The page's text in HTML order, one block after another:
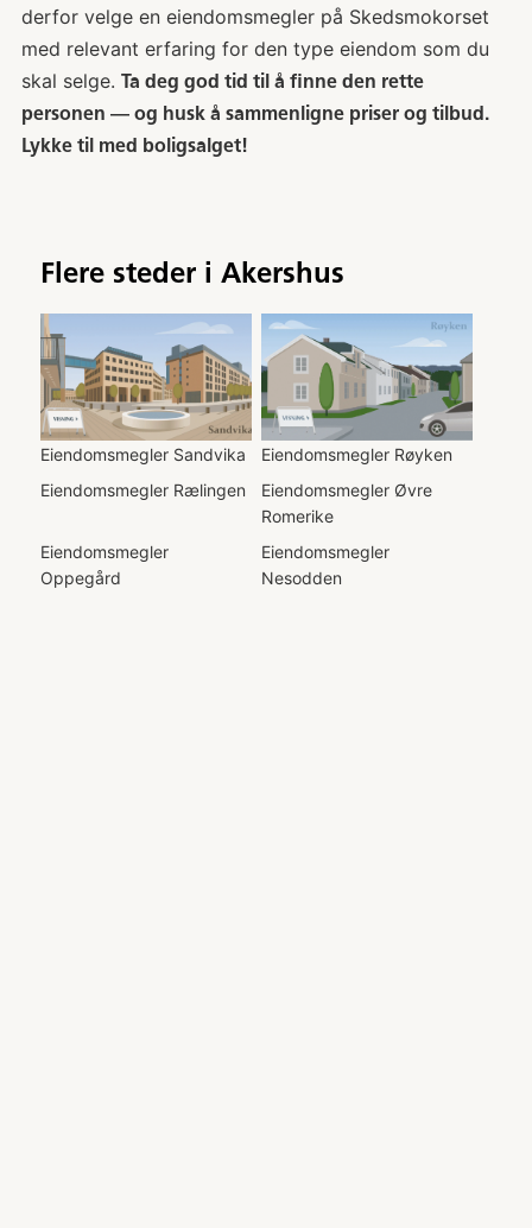
derfor velge en eiendomsmegler på Skedsmokorset
med relevant erfaring for den type eiendom som du
skal selge. Ta deg god tid til å finne den rette
personen — og husk å sammenligne priser og tilbud.
Lykke til med boligsalget!
Flere steder i Akershus
Eiendomsmegler Sandvika Eiendomsmegler Røyken
Eiendomsmegler Rælingen Eiendomsmegler Øvre
Romerike
Eiendomsmegler
Oppegård
Eiendomsmegler
Nesodden